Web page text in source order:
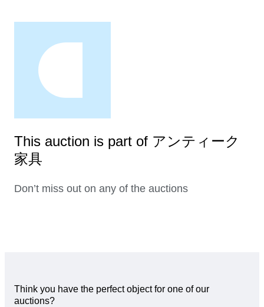
This auction is part of アンティーク
家具
Don’t miss out on any of the auctions
Think you have the perfect object for one of our
auctions?